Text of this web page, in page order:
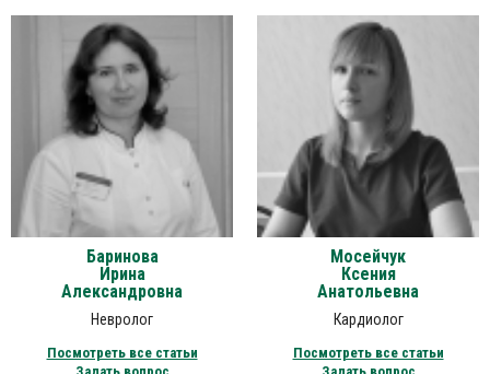
Баринова
Ирина
Александровна
Невролог
Посмотреть все статьи
Задать вопрос
Мосейчук
Ксения
Анатольевна
Кардиолог
Посмотреть все статьи
Задать вопрос